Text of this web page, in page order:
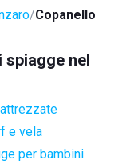
Copanello
nel
e vela
per bambini